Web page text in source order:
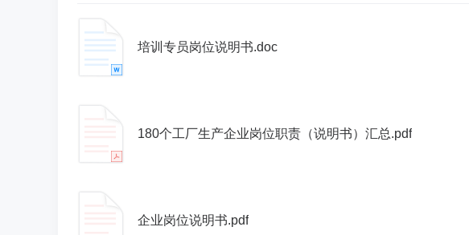
培训专员岗位说明书.doc
180个工厂生产企业岗位职责（说明书）汇总.pdf
企业岗位说明书.pdf